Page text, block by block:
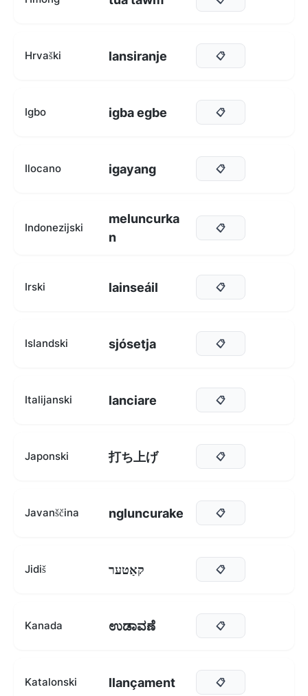
Hrvaški lansiranje 📋
Igbo igba egbe 📋
Ilocano igayang 📋
Indonezijski
meluncurka
n
📋
Irski lainseáil 📋
Islandski sjósetja 📋
Italijanski lanciare 📋
Japonski 打ち上げ 📋
Javanščina ngluncurake 📋
Jidiš קאַטער 📋
Kanada ಉಡಾವಣೆ 📋
Katalonski llançament 📋